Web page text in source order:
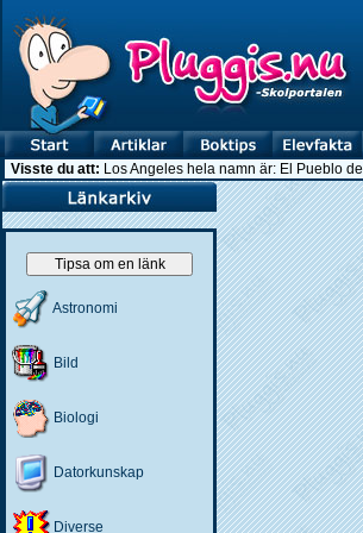
Visste du att: Los Angeles hela namn är: El Pueblo
Tipsa om en länk
Astronomi
Bild
Biologi
Datorkunskap
Diverse